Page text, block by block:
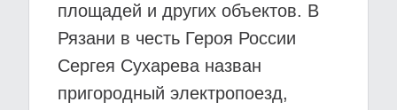
площадей и других объектов. В
Рязани в честь Героя России
Сергея Сухарева назван
пригородный электропоезд,